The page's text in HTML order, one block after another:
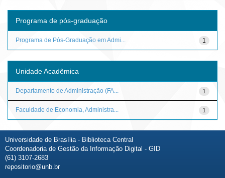
Programa de pós-graduação
1
Programa de Pós-Graduação em Admi...
Unidade Acadêmica
1
Departamento de Administração (FA...
1
Faculdade de Economia, Administra...
Universidade de Brasília - Biblioteca Central
Coordenadoria de Gestão da Informação Digital - GID
(61) 3107-2683
repositorio@unb.br